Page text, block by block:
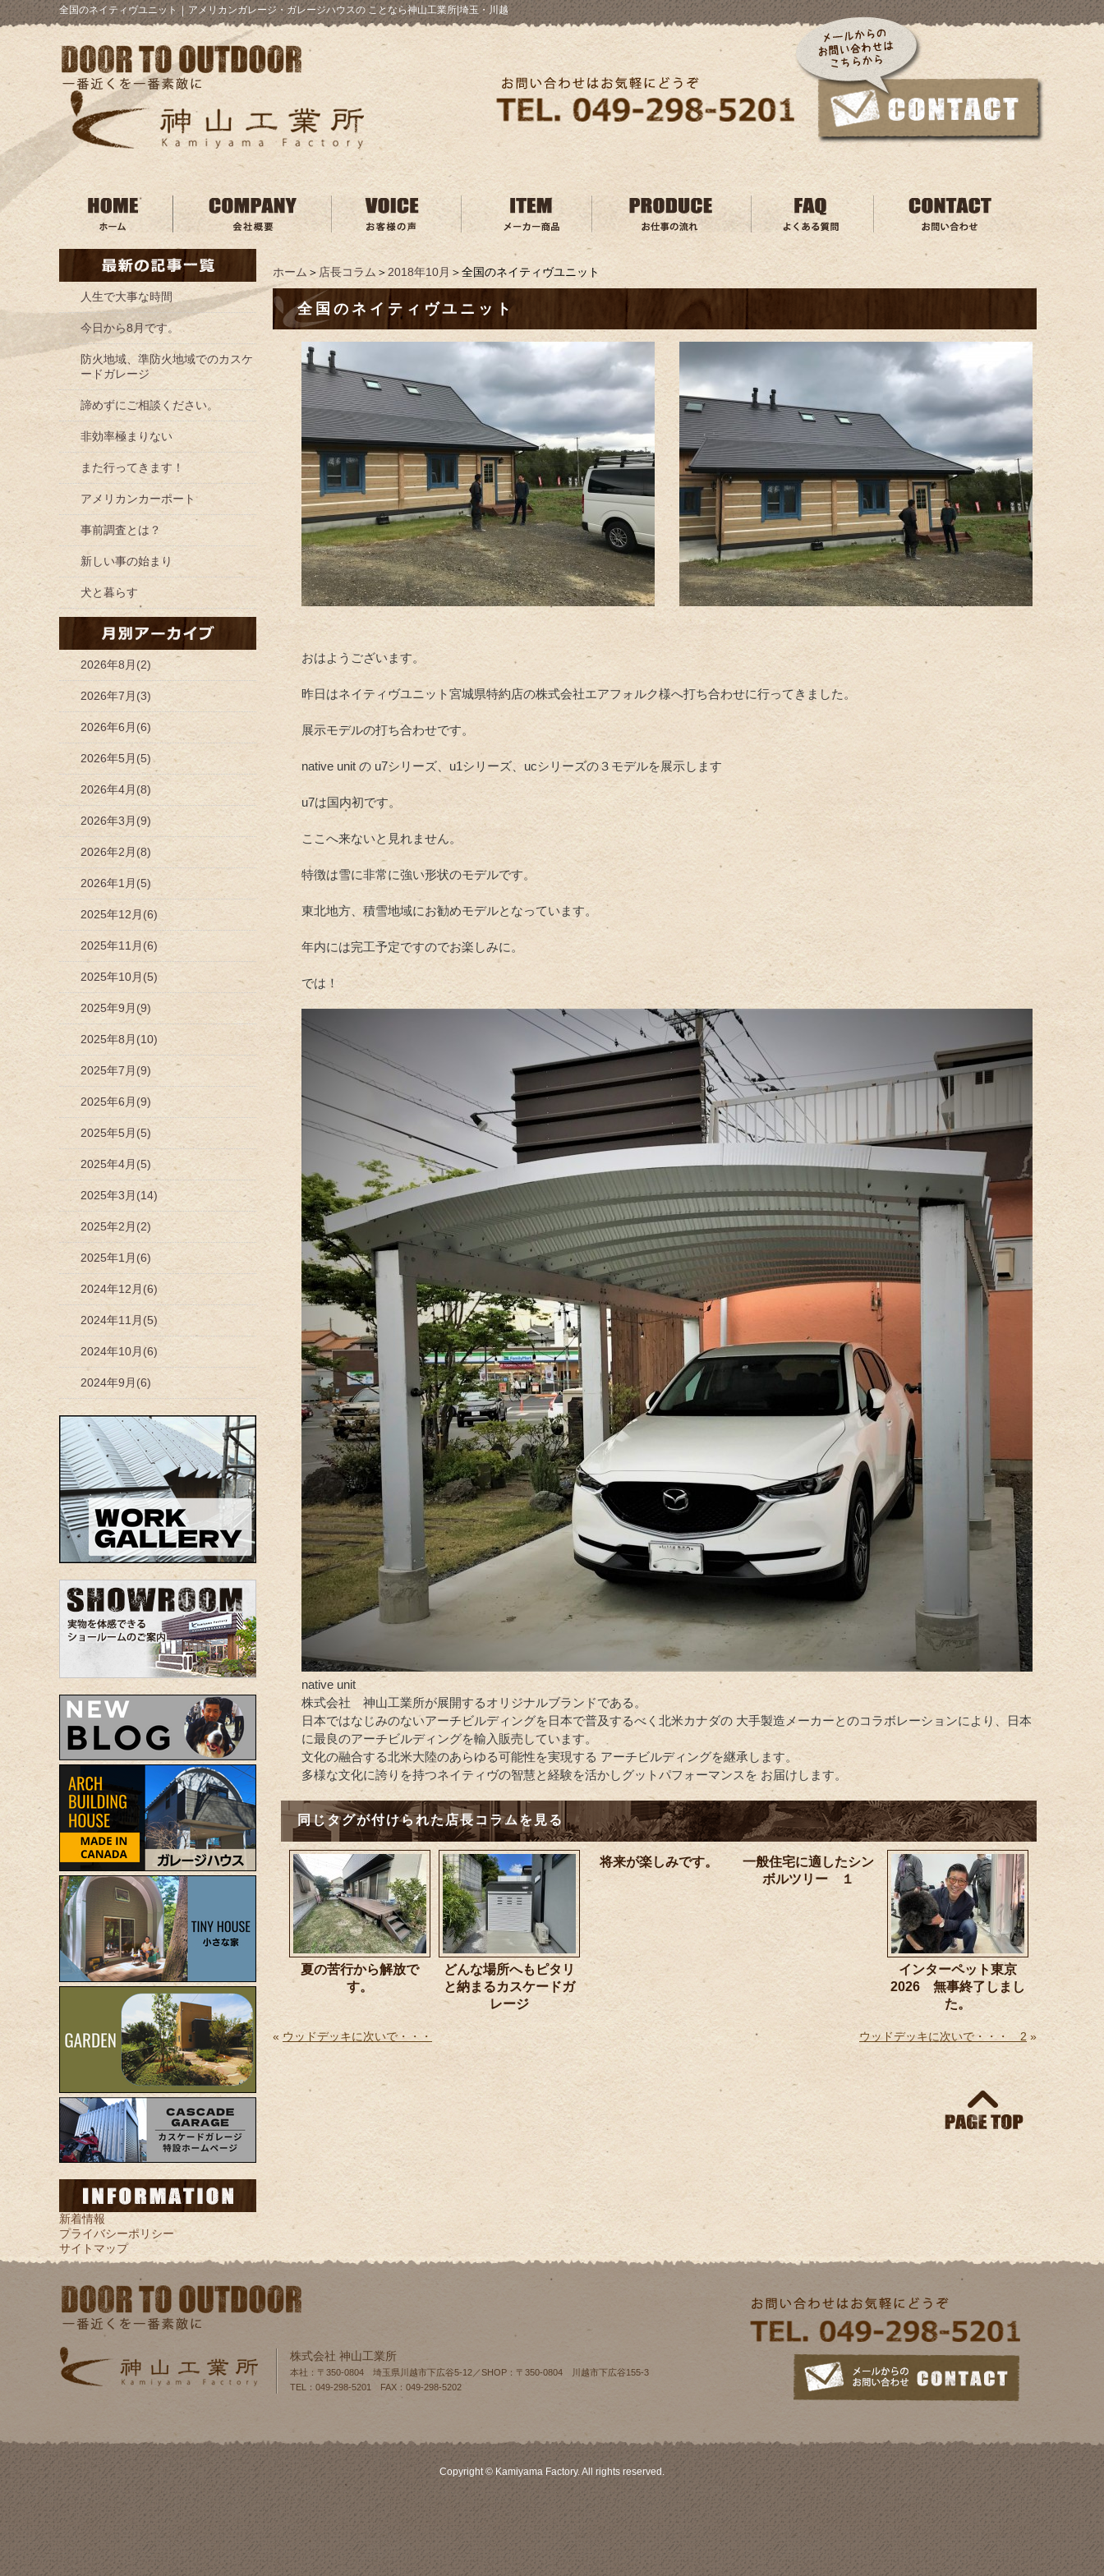
全国のネイティヴユニット｜ アメリカンガレージ・ガレージハウスの ことなら神山工業所|埼玉・川越
ホーム ＞店長コラム ＞2018年10月 ＞全国のネイティヴユニット
全国のネイティヴユニット
おはようございます。
昨日はネイティヴユニット宮城県特約店の株式会社エアフォルク様へ打ち合わせに行ってきました。
展示モデルの打ち合わせです。
native unit の u7シリーズ、u1シリーズ、ucシリーズの３モデルを展示します
u7は国内初です。
ここへ来ないと見れません。
特徴は雪に非常に強い形状のモデルです。
東北地方、積雪地域にお勧めモデルとなっています。
年内には完工予定ですのでお楽しみに。
では！
native unit
株式会社 神山工業所が展開するオリジナルブランドである。
日本ではなじみのないアーチビルディングを日本で普及するべく北米カナダの 大手製造メーカーとのコラボレーションにより、日本
に最良のアーチビルディングを輸入販売しています。
文化の融合する北米大陸のあらゆる可能性を実現する アーチビルディングを継承します。
多様な文化に誇りを持つネイティヴの智慧と経験を活かしグットパフォーマンスを お届けします。
同じタグが付けられた店長コラムを見る
夏の苦行から解放で
す。
どんな場所へもピタリ
と納まるカスケードガ
レージ
将来が楽しみです。
一般住宅に適したシン
ボルツリー １
インターペット東京
2026 無事終了しまし
た。
« ウッドデッキに次いで・・・ ウッドデッキに次いで・・・ 2 »
人生で大事な時間
今日から8月です。
防火地域、準防火地域でのカスケ
ードガレージ
諦めずにご相談ください。
非効率極まりない
また行ってきます！
アメリカンカーポート
事前調査とは？
新しい事の始まり
犬と暮らす
2026年8月(2)
2026年7月(3)
2026年6月(6)
2026年5月(5)
2026年4月(8)
2026年3月(9)
2026年2月(8)
2026年1月(5)
2025年12月(6)
2025年11月(6)
2025年10月(5)
2025年9月(9)
2025年8月(10)
2025年7月(9)
2025年6月(9)
2025年5月(5)
2025年4月(5)
2025年3月(14)
2025年2月(2)
2025年1月(6)
2024年12月(6)
2024年11月(5)
2024年10月(6)
2024年9月(6)
新着情報
プライバシーポリシー
サイトマップ
株式会社 神山工業所
本社：〒350-0804 埼玉県川越市下広谷5-12／SHOP：〒350-0804 川越市下広谷155‐3
TEL：049-298-5201 FAX：049-298-5202
Copyright © Kamiyama Factory. All rights reserved.